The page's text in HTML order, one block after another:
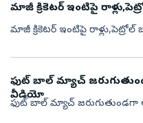
మాజీ క్రికెటర్ ఇంటిపై
మాజీ క్రికెటర్ ఇంటిపై
ఫుట్ బాల్ మ్యాచ్
వీడియో
ఫుట్ బాల్ మ్యాచ్